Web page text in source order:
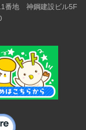
番地 神鋼建設ビル5F